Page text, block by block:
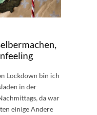
Lockdown bin ich
in der
da war
einige Andere